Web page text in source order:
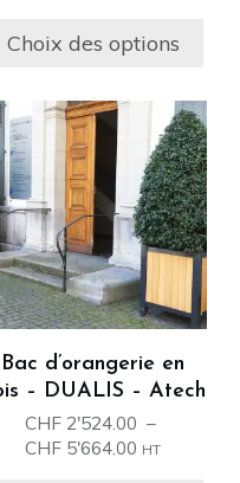
prix :
CHF
Choix des options
produit
Bac d’orangerie en
– DUALIS – Atech
CHF 2'524.00 –
CHF 5'664.00 Plage
HT
Ce
produit
a
plusieurs
variations.
Les
options
peuvent
choisies
sur
la